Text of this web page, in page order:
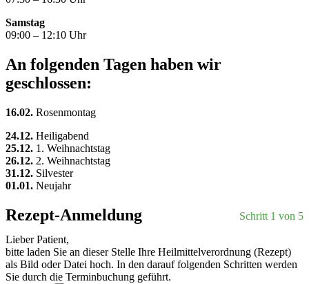
Samstag
09:00 – 12:10 Uhr
An folgenden Tagen haben wir
geschlossen:
16.02. Rosenmontag
24.12. Heiligabend
25.12. 1. Weihnachtstag
26.12. 2. Weihnachtstag
31.12. Silvester
01.01. Neujahr
Rezept-Anmeldung
Schritt 1 von 5
Lieber Patient,
bitte laden Sie an dieser Stelle Ihre Heilmittelverordnung (Rezept)
als Bild oder Datei hoch. In den darauf folgenden Schritten werden
Sie durch die Terminbuchung geführt.